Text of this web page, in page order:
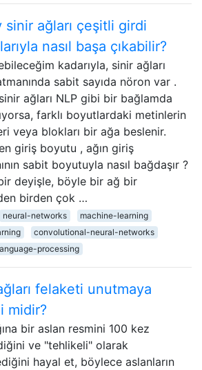
sinir ağları çeşitli girdi
nasıl başa çıkabilir?
kadarıyla, sinir ağları
sabit sayıda nöron var .
ağları NLP gibi bir bağlamda
farklı boyutlardaki metinlerin
veya blokları bir ağa beslenir.
giriş boyutu , ağın giriş
sabit boyutuyla nasıl bağdaşır ?
deyişle, böyle bir ağ bir
birden çok …
neural-networks
machine-learning
convolutional-neural-networks
processing
felaketi unutmaya
midir?
bir aslan resmini 100 kez
ve "tehlikeli" olarak
hayal et, böylece aslanların